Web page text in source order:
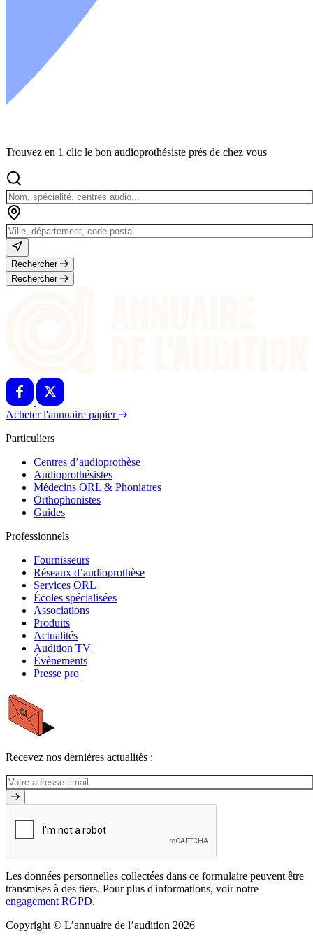
Trouvez en 1 clic le bon audioprothésiste près de chez vous
Rechercher
Rechercher
Acheter l'annuaire papier
Particuliers
Centres d’audioprothèse
Audioprothésistes
Médecins ORL & Phoniatres
Orthophonistes
Guides
Professionnels
Fournisseurs
Réseaux d’audioprothèse
Services ORL
Écoles spécialisées
Associations
Produits
Actualités
Audition TV
Évènements
Presse pro
Recevez nos dernières actualités :
Les données personnelles collectées dans ce formulaire peuvent être
transmises à des tiers. Pour plus d'informations, voir notre
engagement RGPD.
Copyright © L’annuaire de l’audition 2026